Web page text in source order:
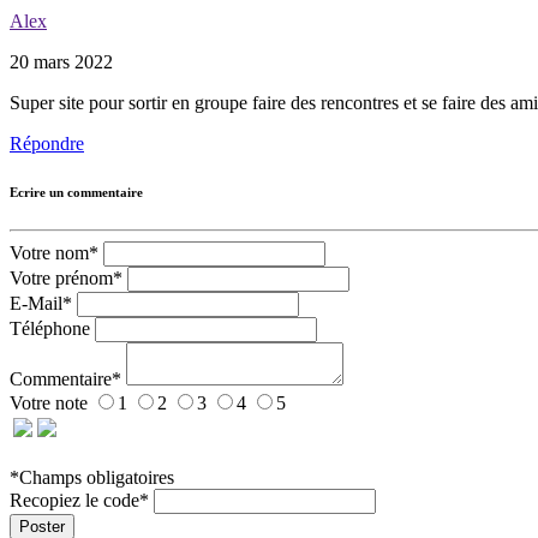
Alex
20 mars 2022
Super site pour sortir en groupe faire des rencontres et se faire des
Répondre
Ecrire un commentaire
Votre nom*
Votre prénom*
E-Mail*
Téléphone
Commentaire*
Votre note
1 2 3 4 5
*Champs obligatoires
Recopiez le code*
Poster